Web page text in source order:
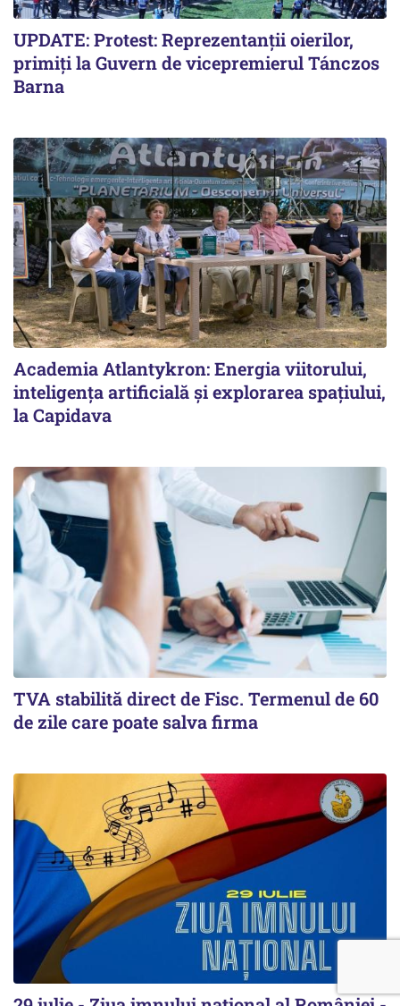
UPDATE: Protest: Reprezentanții oierilor,
primiți la Guvern de vicepremierul Tánczos
Barna
Academia Atlantykron: Energia viitorului,
inteligența artificială și explorarea spațiului,
la Capidava
TVA stabilită direct de Fisc. Termenul de 60
de zile care poate salva firma